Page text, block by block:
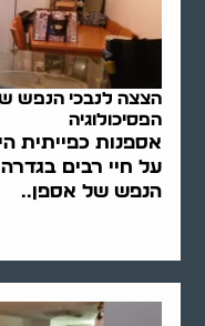
הצצה לנבכי הנפש
הפסיכולוגיה
אספנות כפייתית
על חיי רבים
הנפש של אספן..